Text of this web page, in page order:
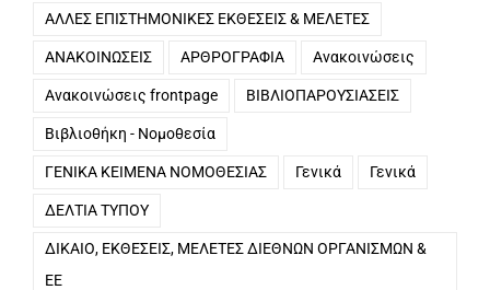
Uncategorized video
ΑΛΛΕΣ ΕΠΙΣΤΗΜΟΝΙΚΕΣ ΕΚΘΕΣΕΙΣ & ΜΕΛΕΤΕΣ
ΑΝΑΚΟΙΝΩΣΕΙΣ ΑΡΘΡΟΓΡΑΦΙΑ Ανακοινώσεις
Ανακοινώσεις frontpage
Βιβλιοθήκη - Νομοθεσία
ΓΕΝΙΚΑ ΚΕΙΜΕΝΑ ΝΟΜΟΘΕΣΙΑΣ
ΔΕΛΤΙΑ ΤΥΠΟΥ
ΔΙΚΑΙΟ, ΕΚΘΕΣΕΙΣ, ΜΕΛΕΤΕΣ ΔΙΕΘΝΩΝ ΟΡΓΑΝΙΣΜΩΝ &